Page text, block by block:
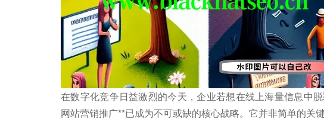
在数字化竞争日益激烈的今天，企业若想在线上海量信息中
网站营销推广**已成为不可或缺的核心战略。它并非简单的关